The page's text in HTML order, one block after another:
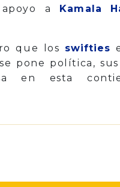
a Kamala
que los swifties
pone política, sus
en esta